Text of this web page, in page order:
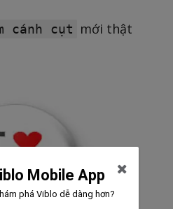
cánh cụt
mới thật
Mobile App
phá Viblo dễ dàng hơn?